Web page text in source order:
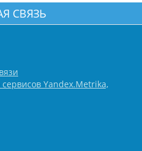
СВЯЗЬ
Yandex.Metrika,